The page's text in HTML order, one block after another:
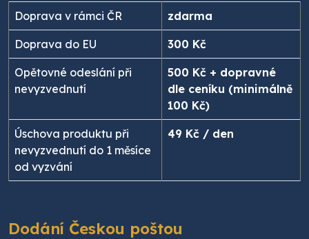
Doprava v rámci ČR zdarma
Doprava do EU 300 Kč
Opětovné odeslání při
nevyzvednutí
500 Kč + dopravné
dle ceníku (minimálně
100 Kč)
Úschova produktu při
nevyzvednutí do 1 měsíce
od vyzvání
49 Kč / den
Dodání Českou poštou